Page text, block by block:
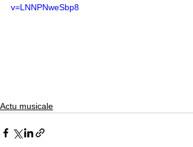
v=LNNPNweSbp8
Actu musicale